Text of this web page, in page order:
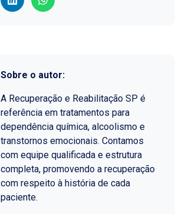
Sobre o autor:
A Recuperação e Reabilitação SP é
referência em tratamentos para
dependência química, alcoolismo e
transtornos emocionais. Contamos
com equipe qualificada e estrutura
completa, promovendo a recuperação
com respeito à história de cada
paciente.